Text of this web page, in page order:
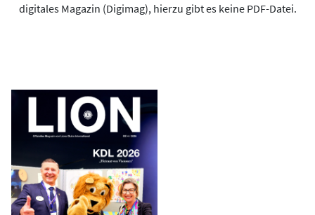
digitales Magazin (Digimag), hierzu gibt es keine PDF-Datei.